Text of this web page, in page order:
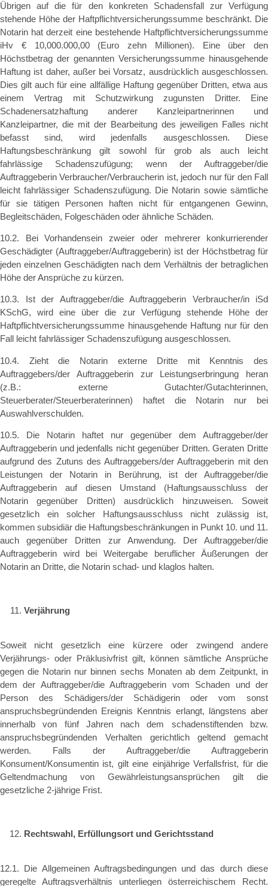
Übrigen auf die für den konkreten Schadensfall zur Verfügung
stehende Höhe der Haftpflichtversicherungssumme beschränkt. Die
Notarin hat derzeit eine bestehende Haftpflichtversicherungssumme
iHv € 10,000.000,00 (Euro zehn Millionen). Eine über den
Höchstbetrag der genannten Versicherungssumme hinausgehende
Haftung ist daher, außer bei Vorsatz, ausdrücklich ausgeschlossen.
Dies gilt auch für eine allfällige Haftung gegenüber Dritten, etwa aus
einem Vertrag mit Schutzwirkung zugunsten Dritter. Eine
Schadenersatzhaftung anderer Kanzleipartnerinnen und
Kanzleipartner, die mit der Bearbeitung des jeweiligen Falles nicht
befasst sind, wird jedenfalls ausgeschlossen. Diese
Haftungsbeschränkung gilt sowohl für grob als auch leicht
fahrlässige Schadenszufügung; wenn der Auftraggeber/die
Auftraggeberin Verbraucher/Verbraucherin ist, jedoch nur für den Fall
leicht fahrlässiger Schadenszufügung. Die Notarin sowie sämtliche
für sie tätigen Personen haften nicht für entgangenen Gewinn,
Begleitschäden, Folgeschäden oder ähnliche Schäden.
10.2. Bei Vorhandensein zweier oder mehrerer konkurrierender
Geschädigter (Auftraggeber/Auftraggeberin) ist der Höchstbetrag für
jeden einzelnen Geschädigten nach dem Verhältnis der betraglichen
Höhe der Ansprüche zu kürzen.
10.3. Ist der Auftraggeber/die Auftraggeberin Verbraucher/in iSd
KSchG, wird eine über die zur Verfügung stehende Höhe der
Haftpflichtversicherungssumme hinausgehende Haftung nur für den
Fall leicht fahrlässiger Schadenszufügung ausgeschlossen.
10.4. Zieht die Notarin externe Dritte mit Kenntnis des
Auftraggebers/der Auftraggeberin zur Leistungserbringung heran
(z.B.: externe Gutachter/Gutachterinnen,
Steuerberater/Steuerberaterinnen) haftet die Notarin nur bei
Auswahlverschulden.
10.5. Die Notarin haftet nur gegenüber dem Auftraggeber/der
Auftraggeberin und jedenfalls nicht gegenüber Dritten. Geraten Dritte
aufgrund des Zutuns des Auftraggebers/der Auftraggeberin mit den
Leistungen der Notarin in Berührung, ist der Auftraggeber/die
Auftraggeberin auf diesen Umstand (Haftungsausschluss der
Notarin gegenüber Dritten) ausdrücklich hinzuweisen. Soweit
gesetzlich ein solcher Haftungsausschluss nicht zulässig ist,
kommen subsidiär die Haftungsbeschränkungen in Punkt 10. und 11.
auch gegenüber Dritten zur Anwendung. Der Auftraggeber/die
Auftraggeberin wird bei Weitergabe beruflicher Äußerungen der
Notarin an Dritte, die Notarin schad- und klaglos halten.
Verjährung
Soweit nicht gesetzlich eine kürzere oder zwingend andere
Verjährungs- oder Präklusivfrist gilt, können sämtliche Ansprüche
gegen die Notarin nur binnen sechs Monaten ab dem Zeitpunkt, in
dem der Auftraggeber/die Auftraggeberin vom Schaden und der
Person des Schädigers/der Schädigerin oder vom sonst
anspruchsbegründenden Ereignis Kenntnis erlangt, längstens aber
innerhalb von fünf Jahren nach dem schadenstiftenden bzw.
anspruchsbegründenden Verhalten gerichtlich geltend gemacht
werden. Falls der Auftraggeber/die Auftraggeberin
Konsument/Konsumentin ist, gilt eine einjährige Verfallsfrist, für die
Geltendmachung von Gewährleistungsansprüchen gilt die
gesetzliche 2-jährige Frist.
Rechtswahl, Erfüllungsort und Gerichtsstand
12.1. Die Allgemeinen Auftragsbedingungen und das durch diese
geregelte Auftragsverhältnis unterliegen österreichischem Recht.